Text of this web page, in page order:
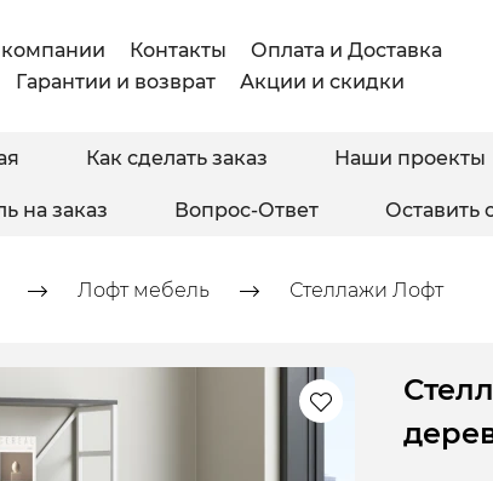
Контакты
Оплата и Доставка
Гарантии и возврат
Акции и скидки
Как сделать заказ Наши проекты
на заказ Вопрос-Ответ Оставить
Лофт мебель Стеллажи Лофт